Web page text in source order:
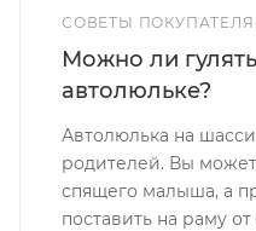
СОВЕТЫ
Можно ли
автолюльке?
Автолюлька на
родителей. Вы
спящего малыша, а
поставить на раму